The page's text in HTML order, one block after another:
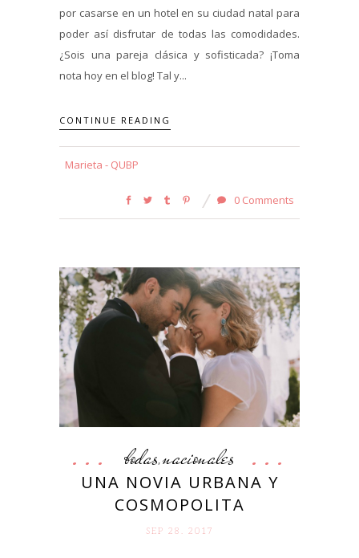
por casarse en un hotel en su ciudad natal para
poder así disfrutar de todas las comodidades.
¿Sois una pareja clásica y sofisticada? ¡Toma
nota hoy en el blog! Tal y...
CONTINUE READING
Marieta - QUBP
0 Comments
bodas,nacionales
UNA NOVIA URBANA Y
COSMOPOLITA
SEP 28. 2017